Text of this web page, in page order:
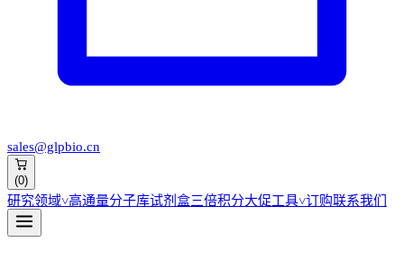
sales@glpbio.cn
(0)
研究领域˅高通量分子库试剂盒三倍积分大促工具˅订购联系我们